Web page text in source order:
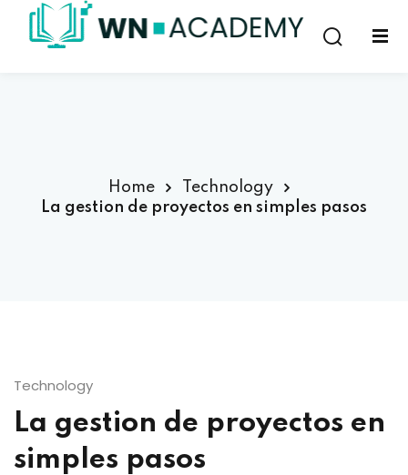
Home
Technology
La gestion de proyectos en simples pasos
Technology
La gestion de proyectos en
simples pasos